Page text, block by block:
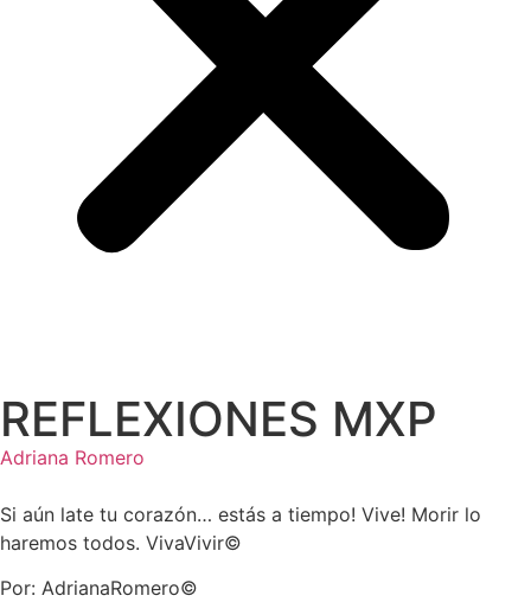
REFLEXIONES MXP
Adriana Romero
Si aún late tu corazón… estás a tiempo! Vive! Morir lo
haremos todos. VivaVivir©️
Por: AdrianaRomero©️